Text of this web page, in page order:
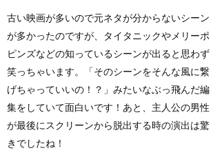
古い映画が多いので元ネタが分からないシーン
が多かったのですが、タイタニックやメリーポ
ピンズなどの知っているシーンが出ると思わず
笑っちゃいます。「そのシーンをそんな風に繋
げちゃっていいの！？」みたいなぶっ飛んだ編
集をしていて面白いです！あと、主人公の男性
が最後にスクリーンから脱出する時の演出は驚
きでしたね！